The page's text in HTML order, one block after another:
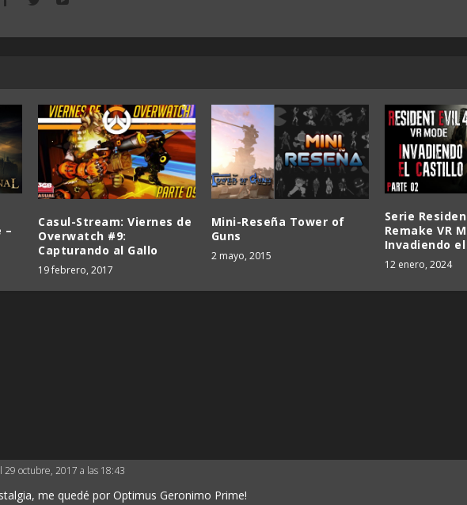
–
Casul-Stream: Viernes de
Overwatch #9:
Capturando al Gallo
19 febrero, 2017
Mini-Reseña Tower of
Guns
2 mayo, 2015
Serie
Remake VR
Invadiendo
12 enero, 2024
29 octubre, 2017 a las 18:43
me quedé por Optimus Geronimo Prime!